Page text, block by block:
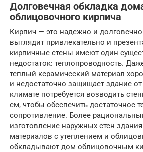
Долговечная обкладка
облицовочного кирпича
Кирпич — это надежно и
выглядит привлекательно и
кирпичные стены имеют один
недостаток: теплопроводность.
теплый керамический материал
и недостаточно защищает здание
климате потребуется возводить
см, чтобы обеспечить достаточное
сопротивление. Более
изготовление наружных стен здания
материалов с утеплением и
обкладывают дом облицовочным